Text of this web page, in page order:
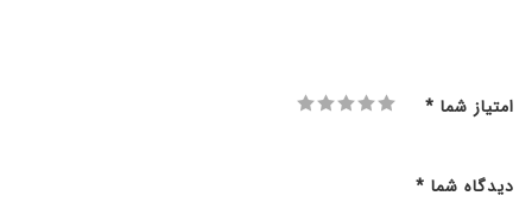
امتیاز شما *
دیدگاه شما *